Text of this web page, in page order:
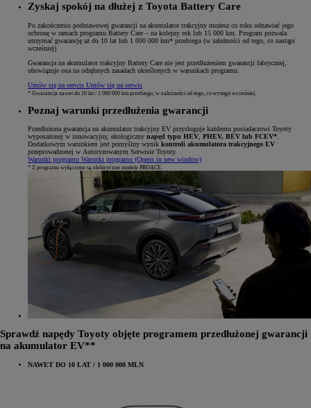
Zyskaj spokój na dłużej z Toyota Battery Care
Po zakończeniu podstawowej gwarancji na akumulator trakcyjny możesz co roku odnawiać jego
ochronę w ramach programu Battery Care – na kolejny rok lub 15 000 km. Program pozwala
utrzymać gwarancję aż do 10 lat lub 1 000 000 km* przebiegu (w zależności od tego, co nastąpi
wcześniej).
Gwarancja na akumulator trakcyjny Battery Care nie jest przedłużeniem gwarancji fabrycznej,
obowiązuje ona na odrębnych zasadach określonych w warunkach programu.
Umów się na serwis Umów się na serwis
* Gwarancja nawet do 10 lat / 1 000 000 km przebiegu, w zależności od tego, co wystąpi wcześniej.
Poznaj warunki przedłużenia gwarancji
Przedłużona gwarancja na akumulator trakcyjny EV przysługuje każdemu posiadaczowi Toyoty
wyposażonej w innowacyjny, ekologiczny napęd typu HEV, PHEV, BEV lub FCEV*.
Dodatkowym warunkiem jest pomyślny wynik kontroli akumulatora trakcyjnego EV
przeprowadzonej w Autoryzowanym Serwisie Toyoty.
Warunki programu Warunki programu (Opens in new window)
* Z programu wyłączone są elektryczne modele PROACE.
Sprawdź napędy Toyoty objęte programem przedłużonej gwarancji
na akumulator EV**
NAWET DO 10 LAT / 1 000 000 MLN